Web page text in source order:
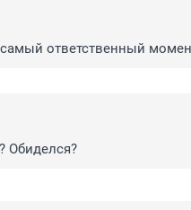
ответственный
Обиделся?